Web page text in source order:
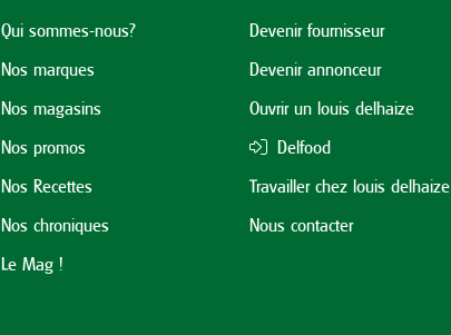
Qui sommes-nous?
Nos marques
Nos magasins
Nos promos
Nos Recettes
Nos chroniques
Le Mag !
Devenir fournisseur
Devenir annonceur
Ouvrir un louis delhaize
Delfood
Travailler chez louis delhaize
Nous contacter